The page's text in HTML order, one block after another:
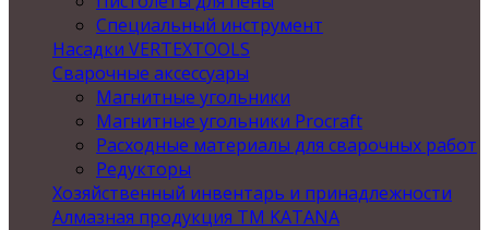
Специальный инструмент
Насадки VERTEXTOOLS
Сварочные аксессуары
Магнитные угольники
Магнитные угольники Procraft
Расходные материалы для сварочных работ
Редукторы
Хозяйственный инвентарь и принадлежности
Алмазная продукция ТМ KATANA